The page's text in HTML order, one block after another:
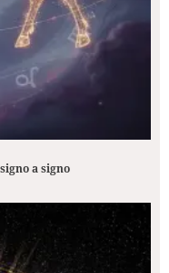
a signo